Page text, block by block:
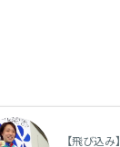
【飛び込み】